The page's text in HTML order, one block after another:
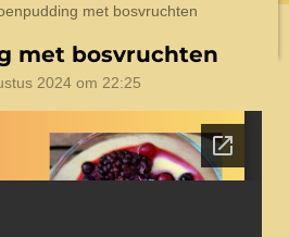
met bosvruchten
met bosvruchten
2024 om 22:25